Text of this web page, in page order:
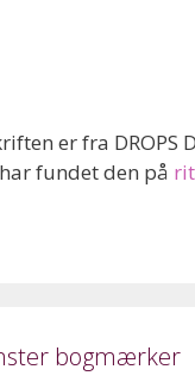
er fra DROPS
har fundet den på
bogmærker